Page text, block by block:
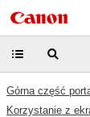
Górna część
Korzystanie z